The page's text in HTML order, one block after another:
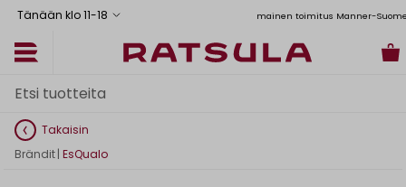
Tänään klo 11-18 Ilmainen toimitus Manner-Suomeen yli 120
Takaisin
Brändit| EsQualo